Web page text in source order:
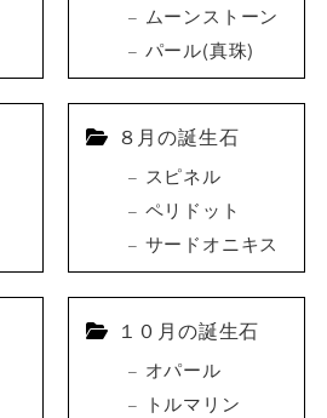
ムーンストーン
パール(真珠)
８月の誕生石
スピネル
ペリドット
サードオニキス
１０月の誕生石
オパール
トルマリン